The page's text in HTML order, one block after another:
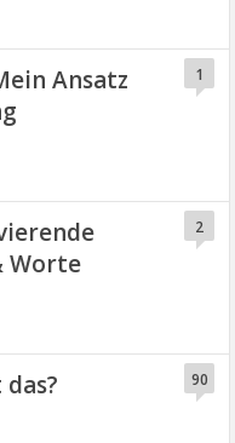
Ansatz
1
Worte
2
90